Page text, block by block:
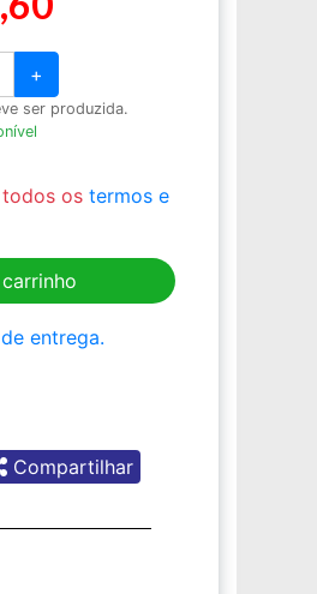
+
ser produzida.
os termos e
entrega.
Compartilhar